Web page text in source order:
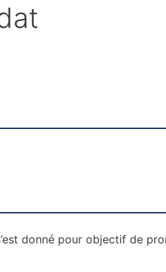
donné pour objectif de